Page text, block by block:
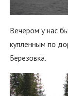
Вечером у нас
купленным по
Березовка.